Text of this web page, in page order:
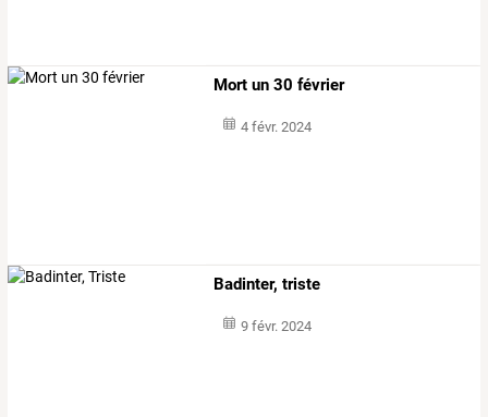
Mort un 30 février
4 févr. 2024
Badinter, triste
9 févr. 2024